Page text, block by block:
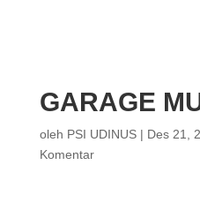
GARAGE
oleh PSI UDINUS| Des 21,
Komentar